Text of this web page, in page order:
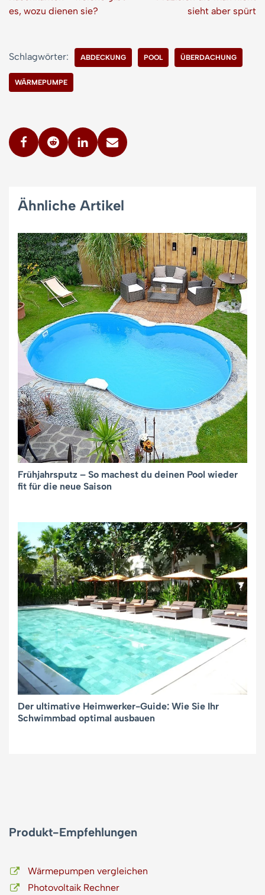
es, wozu dienen sie?
sieht aber spürt
Schlagwörter: ABDECKUNG POOL ÜBERDACHUNG
WÄRMEPUMPE
Ähnliche Artikel
Frühjahrsputz – So machest du deinen Pool wieder
fit für die neue Saison
Der ultimative Heimwerker-Guide: Wie Sie Ihr
Schwimmbad optimal ausbauen
Produkt-Empfehlungen
Wärmepumpen vergleichen
Photovoltaik Rechner